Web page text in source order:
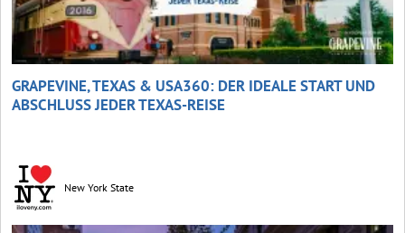
GRAPEVINE, TEXAS & USA360: DER IDEALE START UND
ABSCHLUSS JEDER TEXAS-REISE
New York State